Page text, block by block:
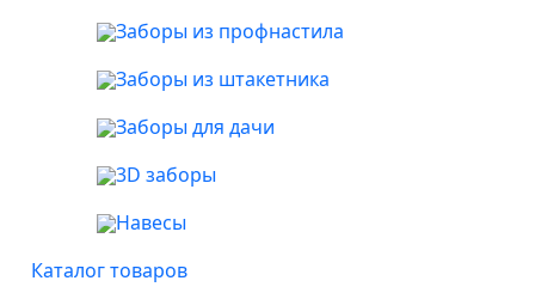
Заборы из профнастила
Заборы из штакетника
Заборы для дачи
3D заборы
Навесы
Каталог товаров